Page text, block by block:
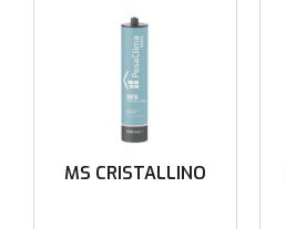
MS CRISTALLINO